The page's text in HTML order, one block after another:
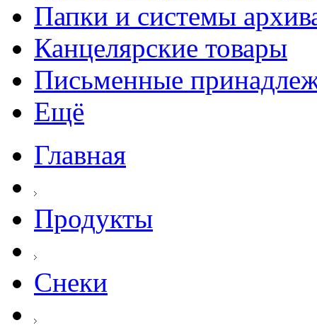
Папки и системы
Канцелярские товары
Письменные
Ещё
Главная
Продукты
Снеки